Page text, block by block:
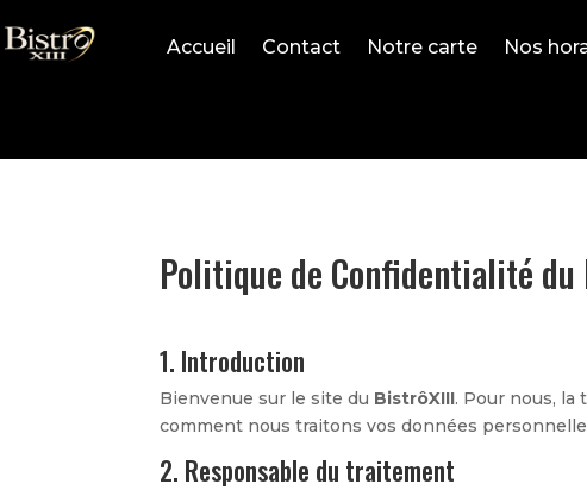
Accueil Contact Notre carte Nos
Politique de Confidentialité
1. Introduction
Bienvenue sur le site du BistrôXIII. Pour nous,
comment nous traitons vos données
2. Responsable du traitement